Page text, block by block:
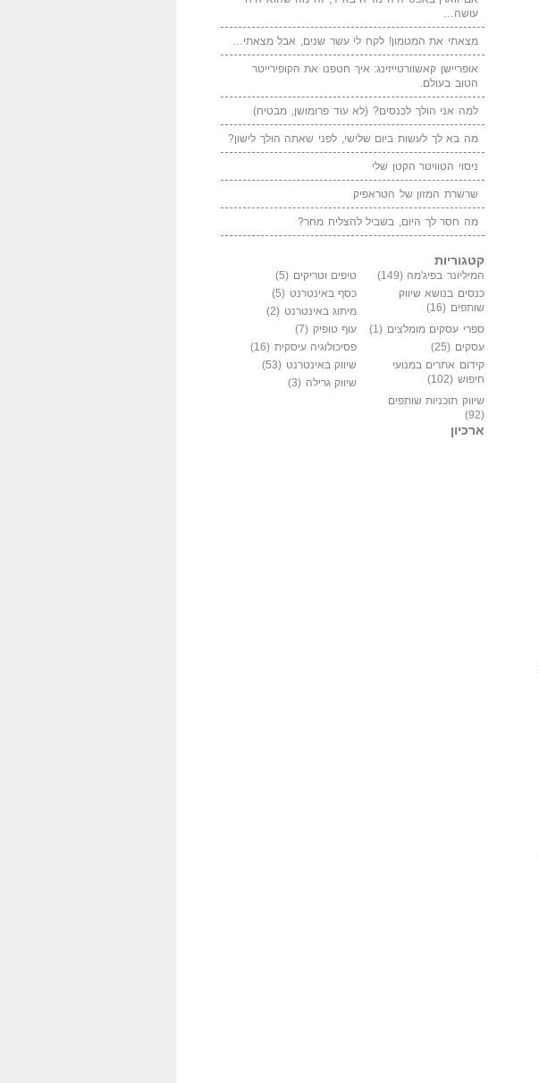
עושה…
מצאתי את המטמון! לקח לי עשר שנים, אבל מצאתי…
אופריישן קאשוורטייזינג: איך חטפנו את הקופירייטר
הטוב בעולם.
למה אני הולך לכנסים? (לא עוד פרומושן, מבטיח)
מה בא לך לעשות ביום שלישי, לפני שאתה הולך לישון?
ניסוי הטוויטר הקטן שלי
שרשרת המזון של הטראפיק
מה חסר לך היום, בשביל להצליח מחר?
קטגוריות
המיליונר בפיג'מה (149) טיפים וטריקים (5)
כנסים בנושא שיווק
שותפים (16)
כסף באינטרנט (5)
מיתוג באינטרנט (2)
ספרי עסקים מומלצים (1) עוף טופיק (7)
עסקים (25) פסיכולוגיה עיסקית (16)
קידום אתרים במנועי
חיפוש (102)
שיווק באינטרנט (53)
שיווק גרילה (3)
שיווק תוכניות שותפים
(92)
ארכיון